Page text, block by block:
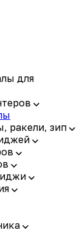
для
ракели, зип